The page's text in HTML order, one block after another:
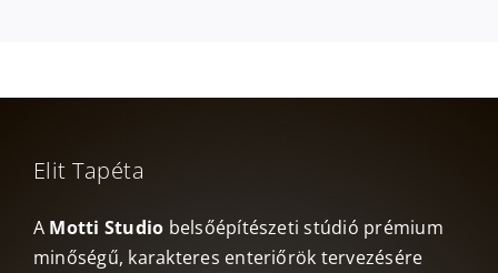
Elit Tapéta
A Motti Studio belsőépítészeti stúdió prémium
minőségű, karakteres enteriőrök tervezésére